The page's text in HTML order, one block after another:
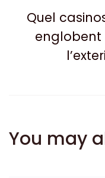
Quel
englobent
You may